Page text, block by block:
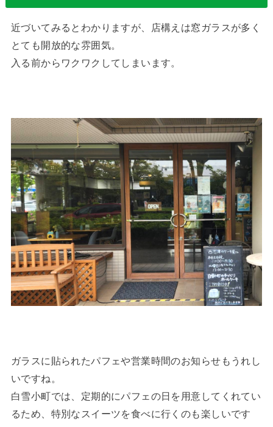
近づいてみるとわかりますが、店構えは窓ガラスが多く
とても開放的な雰囲気。
入る前からワクワクしてしまいます。
ガラスに貼られたパフェや営業時間のお知らせもうれし
いですね。
白雪小町では、定期的にパフェの日を用意してくれてい
るため、特別なスイーツを食べに行くのも楽しいです